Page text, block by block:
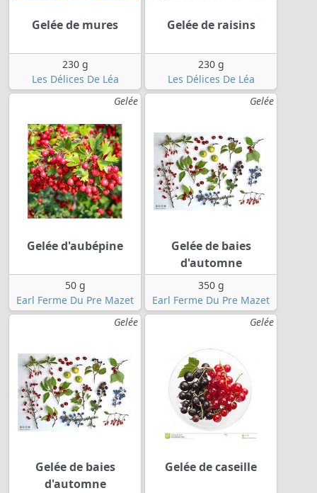
Gelée de mures
230 g
Les Délices De Léa
Gelée de raisins
230 g
Les Délices De Léa
Gelée
Gelée d'aubépine
50 g
Earl Ferme Du Pre Mazet
Gelée
Gelée de baies
d'automne
350 g
Earl Ferme Du Pre Mazet
Gelée
Gelée de baies
d'automne
Gelée
Gelée de caseille